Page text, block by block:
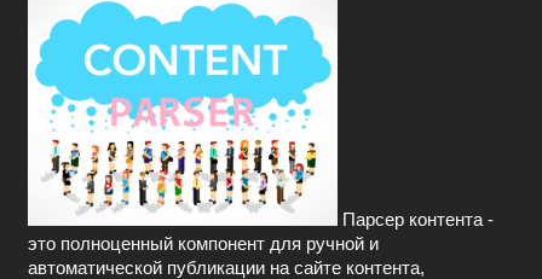
Парсер контента -
это полноценный компонент для ручной и
автоматической публикации на сайте контента,